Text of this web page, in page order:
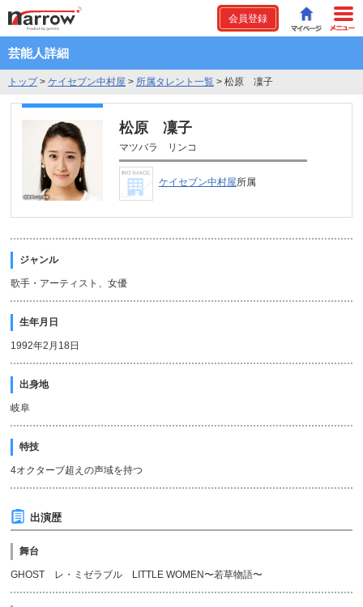
会員登録
芸能人詳細
トップ> ケイセブン中村屋 > 所属タレント一覧 > 松原 凜子
松原 凜子
マツバラ リンコ
ケイセブン中村屋所属
ジャンル
歌手・アーティスト、女優
生年月日
1992年2月18日
出身地
岐阜
特技
4オクターブ超えの声域を持つ
出演歴
舞台
GHOST レ・ミゼラブル LITTLE WOMEN〜若草物語〜